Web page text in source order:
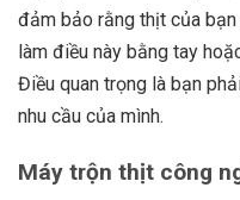
đảm bảo rằng thịt của
làm điều này bằng tay
Điều quan trọng là bạn
nhu cầu của mình.
Máy trộn thịt công